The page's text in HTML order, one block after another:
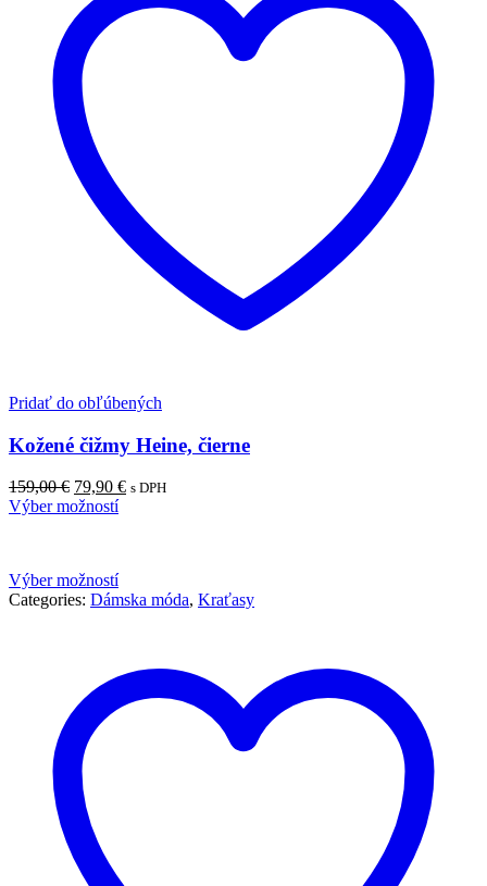
Pridať do obľúbených
Kožené čižmy Heine, čierne
159,00€ Pôvodná
cena
79,90 €Aktuálna
s DPH
Výber možností
Výber možností
Categories: Dámska móda, Kraťasy